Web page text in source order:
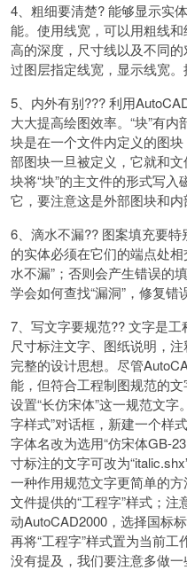
4、粗细要清楚? 能够显示实
能。使用线宽，可以用粗线
高的深度，尺寸线以及不同
过图层指定线宽，显示线宽。
5、内外有别??? 利用
大大提高绘图效率。“块”有
块是在一个文件内定义的图
部图块一旦被定义，它就和
块将“块”的主文件的形式写
它，要注意这是外部图块和内
6、滴水不漏?? 图案填充要
的实体必须在它们的端点处
水不漏”；否则会产生错误的
学会如何查找“漏洞”，修复错
7、写文字要规范?? 文字是工
尺寸标注文字、图纸说明，
完整的设计思想。尽管
能，但符合工程制图规范的
设置“长仿宋体”这一规范文
字样式”对话框，新建一个样
字体名改为选用“仿宋体GB-
寸标注的文字可改为
一种作用规范文字更简单的
文件提供的“工程字”样式；注
动AutoCAD2000，选择国标
再将“工程字”样式置为当前
没有提及，我们要注意多做一